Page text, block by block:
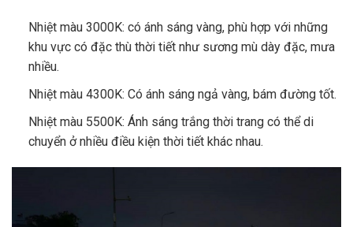
Nhiệt màu 3000K: có ánh sáng vàng, phù hợp với những
khu vực có đặc thù thời tiết như sương mù dày đặc, mưa
nhiều.
Nhiệt màu 4300K: Có ánh sáng ngả vàng, bám đường tốt.
Nhiệt màu 5500K: Ánh sáng trắng thời trang có thể di
chuyển ở nhiều điều kiện thời tiết khác nhau.